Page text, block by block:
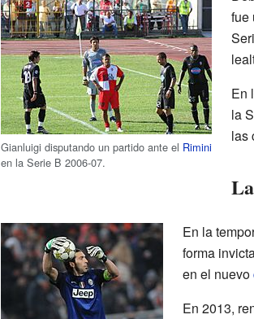
Gianluigi disputando un partido ante el Rimini
en la Serie B 2006-07.
fue
En
la
las
En la
forma
en el nuevo
En 2013,